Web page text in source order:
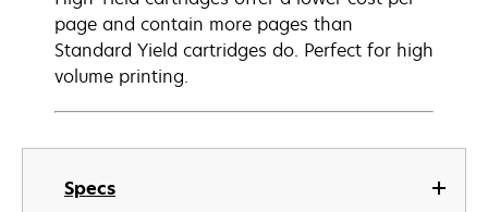
Specs
page and contain more pages than
Standard Yield cartridges do. Perfect for high
volume printing.